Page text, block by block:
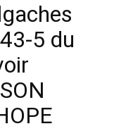
5 du